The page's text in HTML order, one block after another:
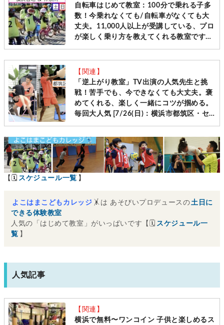
自転車はじめて教室：100分で乗れる子多
数！今乗れなくても/自転車がなくても大
丈夫。11,000人以上が受講している、プロ
が楽しく乗り方を教えてくれる教室です
［毎週土日＠横浜・神奈川10会場 先着受
付］
【関連】
「逆上がり教室」TV出演の人気先生と挑
戦！苦手でも、今できなくても大丈夫。褒
めてくれる、楽しく一緒にコツが掴める。
毎回大人気 [7/26(日)：横浜市都筑区・セ
ンター南]
【🗓 スケジュール一覧 】
よこはまこどもカレッジ 🤸は あそびいプロデュースの土日に
できる体験教室
人気の「はじめて教室」がいっぱいです【🗓 スケジュール一
覧 】
人気記事
【関連】
横浜で無料〜ワンコイン 子供と楽しめるス